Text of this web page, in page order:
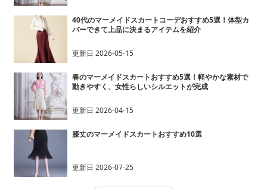
40代のマーメイドスカートコーデおすすめ5選！体型カ
バーできて上品に決まるアイテムを紹介
更新日 2026-05-15
春のマーメイドスカートおすすめ5選！軽やかな素材で
動きやすく、女性らしいシルエットが完成
更新日 2026-04-15
膝丈のマーメイドスカートおすすめ10選
更新日 2026-07-25